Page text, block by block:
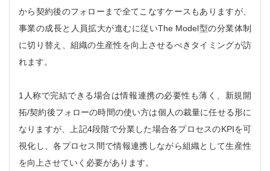
から契約後のフォローまで全てこなすケースもありますが、
事業の成長と人員拡大が進むに従いThe Model型の分業体制
に切り替え、組織の生産性を向上させるべきタイミングが訪
れます。
1人称で完結できる場合は情報連携の必要性も薄く、新規開
拓/契約後フォローの時間の使い方は個人の裁量に任せる形に
なりますが、上記4段階で分業した場合各プロセスのKPIを可
視化し、各プロセス間で情報連携しながら組織として生産性
を向上させていく必要があります。